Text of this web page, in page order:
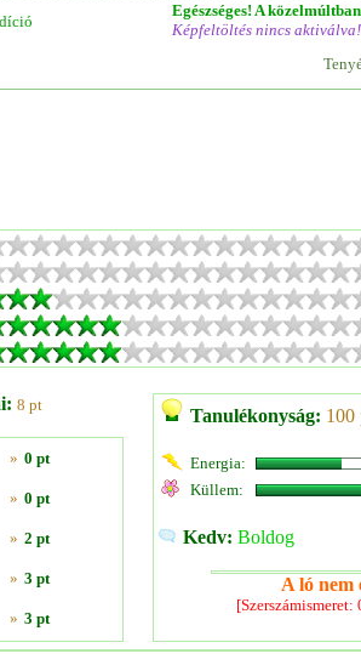
Egészséges! A
Képfeltöltés nincs aktiválva!
8 pt
» 0 pt
» 0 pt
» 2 pt
» 3 pt
» 3 pt
Tanulékonyság: 100
Energia:
Küllem:
Kedv: Boldog
A ló nem